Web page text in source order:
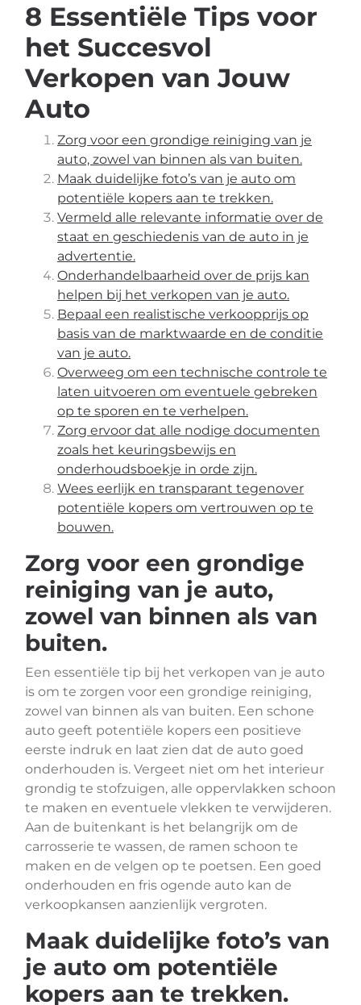
8 Essentiële Tips voor
het Succesvol
Verkopen van Jouw
Auto
Zorg voor een grondige reiniging van je
auto, zowel van binnen als van buiten.
Maak duidelijke foto’s van je auto om
potentiële kopers aan te trekken.
Vermeld alle relevante informatie over de
staat en geschiedenis van de auto in je
advertentie.
Onderhandelbaarheid over de prijs kan
helpen bij het verkopen van je auto.
Bepaal een realistische verkoopprijs op
basis van de marktwaarde en de conditie
van je auto.
Overweeg om een technische controle te
laten uitvoeren om eventuele gebreken
op te sporen en te verhelpen.
Zorg ervoor dat alle nodige documenten
zoals het keuringsbewijs en
onderhoudsboekje in orde zijn.
Wees eerlijk en transparant tegenover
potentiële kopers om vertrouwen op te
bouwen.
Zorg voor een grondige
reiniging van je auto,
zowel van binnen als van
buiten.
Een essentiële tip bij het verkopen van je auto
is om te zorgen voor een grondige reiniging,
zowel van binnen als van buiten. Een schone
auto geeft potentiële kopers een positieve
eerste indruk en laat zien dat de auto goed
onderhouden is. Vergeet niet om het interieur
grondig te stofzuigen, alle oppervlakken schoon
te maken en eventuele vlekken te verwijderen.
Aan de buitenkant is het belangrijk om de
carrosserie te wassen, de ramen schoon te
maken en de velgen op te poetsen. Een goed
onderhouden en fris ogende auto kan de
verkoopkansen aanzienlijk vergroten.
Maak duidelijke foto’s van
je auto om potentiële
kopers aan te trekken.